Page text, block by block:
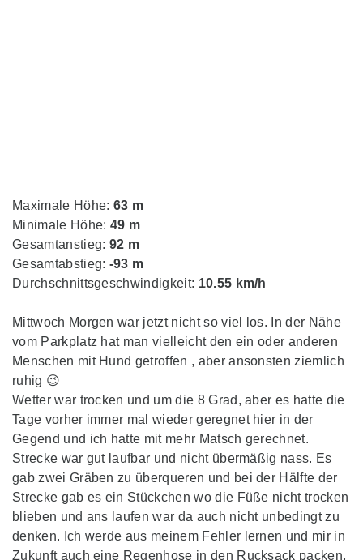
Maximale Höhe: 63 m
Minimale Höhe: 49 m
Gesamtanstieg: 92 m
Gesamtabstieg: -93 m
Durchschnittsgeschwindigkeit: 10.55 km/h
Mittwoch Morgen war jetzt nicht so viel los. In der Nähe
vom Parkplatz hat man vielleicht den ein oder anderen
Menschen mit Hund getroffen , aber ansonsten ziemlich
ruhig 😉
Wetter war trocken und um die 8 Grad, aber es hatte die
Tage vorher immer mal wieder geregnet hier in der
Gegend und ich hatte mit mehr Matsch gerechnet.
Strecke war gut laufbar und nicht übermäßig nass. Es
gab zwei Gräben zu überqueren und bei der Hälfte der
Strecke gab es ein Stückchen wo die Füße nicht trocken
blieben und ans laufen war da auch nicht unbedingt zu
denken. Ich werde aus meinem Fehler lernen und mir in
Zukunft auch eine Regenhose in den Rucksack packen,